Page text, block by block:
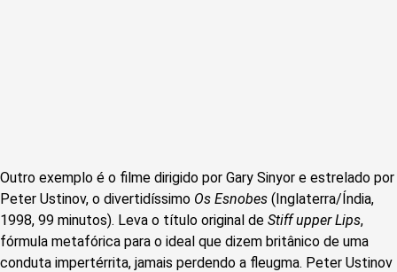
Outro exemplo é o filme dirigido por Gary Sinyor e estrelado por
Peter Ustinov, o divertidíssimo Os Esnobes (Inglaterra/Índia,
1998, 99 minutos). Leva o título original de Stiff upper Lips,
fórmula metafórica para o ideal que dizem britânico de uma
conduta impertérrita, jamais perdendo a fleugma. Peter Ustinov